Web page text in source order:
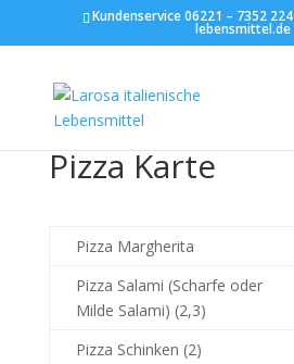
Kundenservice 06221 – 7352 224
lebensmittel.de
Pizza Karte
Pizza Margherita
Pizza Salami (Scharfe oder
Milde Salami) (2,3)
Pizza Schinken (2)